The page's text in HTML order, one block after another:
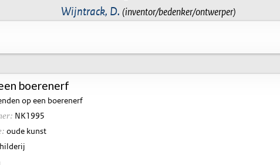
Wijntrack, D. (inventor/bedenker/ontwerper)
boerenerf
op een boerenerf
NK1995
oude kunst